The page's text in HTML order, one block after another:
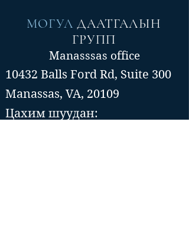
МОГУЛ ДААТГАЛЫН
ГРУПП
Manasssas office
10432 Balls Ford Rd, Suite 300
Manassas, VA, 20109
Цахим шуудан: